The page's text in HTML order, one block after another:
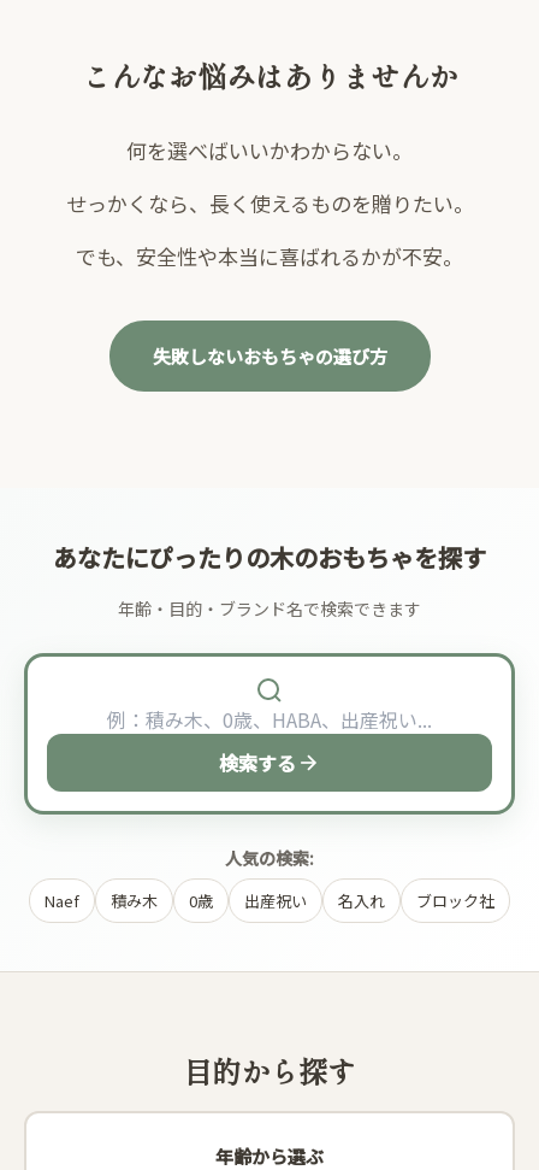
こんなお悩みはありませんか
何を選べばいいかわからない。
せっかくなら、長く使えるものを贈りたい。
でも、安全性や本当に喜ばれるかが不安。
失敗しないおもちゃの選び方
あなたにぴったりの木のおもちゃを探す
年齢・目的・ブランド名で検索できます
検索する
人気の検索:
Naef 積み木 0歳 出産祝い 名入れ ブロック社
目的から探す
年齢から選ぶ